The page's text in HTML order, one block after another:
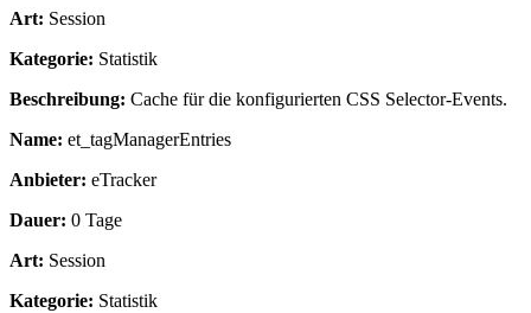
Art: Session
Kategorie: Statistik
Beschreibung: Cache für die konfigurierten CSS Selector-Events.
Name: et_tagManagerEntries
Anbieter: eTracker
Dauer: 0 Tage
Art: Session
Kategorie: Statistik